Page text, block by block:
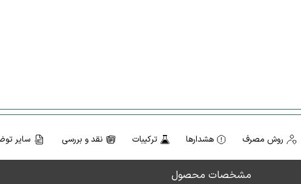
روش مصرف هشدارها ترکیبات نقد و بررسی سایر
مشخصات محصول